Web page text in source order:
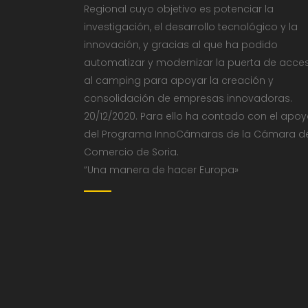
Regional cuyo objetivo es potenciar la
investigación, el desarrollo tecnológico y la
innovación, y gracias al que ha podido
automatizar y modernizar la puerta de
al camping para apoyar la creación y
consolidación de empresas innovadoras.
20/12/2020. Para ello ha contado con el
del Programa InnoCámaras de la Cámara
Comercio de Soria.
“Una manera de hacer Europa»